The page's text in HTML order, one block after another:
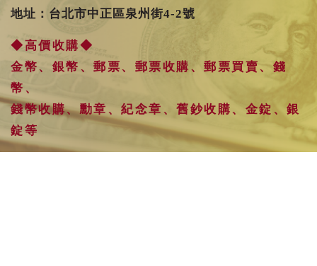
地址：台北市中正區泉州街4-2號
◆高價收購◆
金幣、銀幣、郵票、郵票收購、郵票買賣、錢
幣、
錢幣收購、勳章、紀念章、舊鈔收購、金錠、銀
錠等